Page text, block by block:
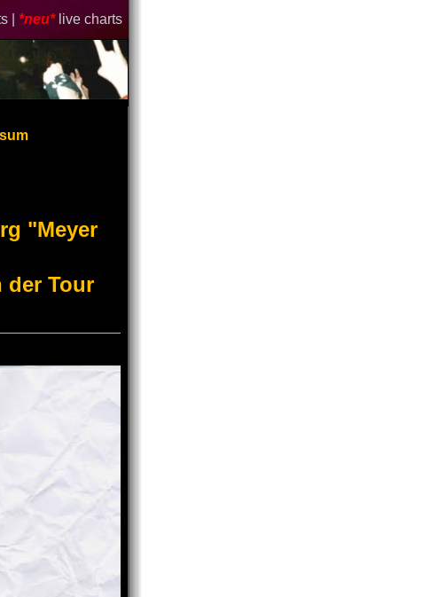
| *neu* live charts
"Meyer
der Tour